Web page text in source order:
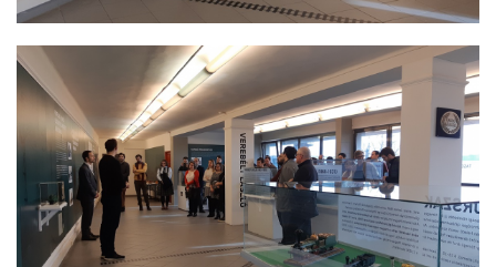
KANDÓ KÁLMÁN KIÁLLÍTÁS